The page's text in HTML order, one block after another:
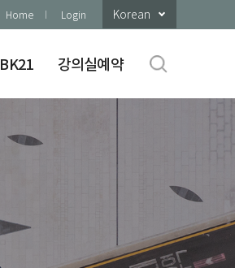
Home Login Korean
BK21 강의실예약